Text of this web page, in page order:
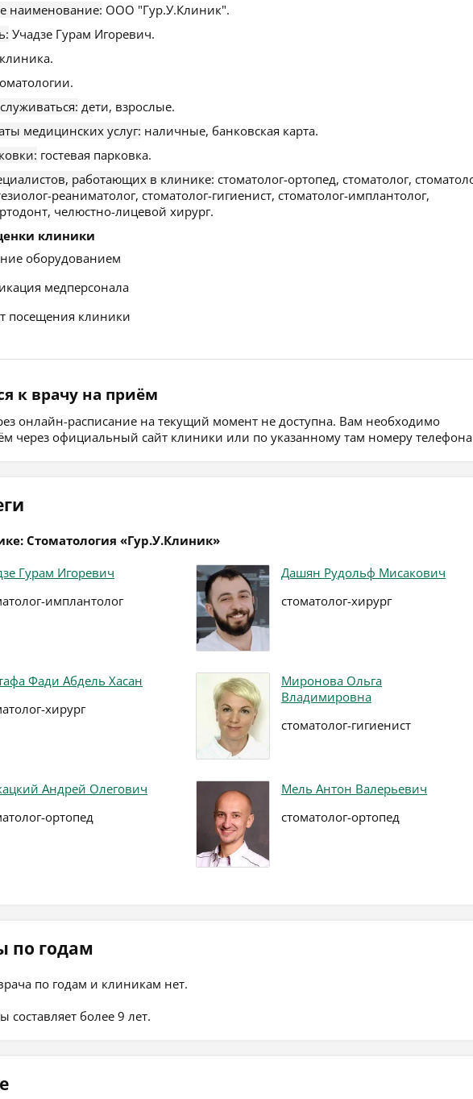
наименование: ООО "Гур.У.Клиник".
Учадзе Гурам Игоревич.
дети, взрослые.
медицинских услуг: наличные, банковская карта.
гостевая парковка.
работающих в клинике: стоматолог-ортопед, стоматолог,
реаниматолог, стоматолог-гигиенист, стоматолог-имплантолог,
челюстно-лицевой хирург.
клиники
оборудованием
медперсонала
посещения клиники
к врачу на приём
онлайн-расписание на текущий момент не доступна. Вам необходимо
через официальный сайт клиники или по указанному там номеру
Стоматология «Гур.У.Клиник»
Гурам Игоревич
имплантолог
Дашян Рудольф Мисакович
стоматолог-хирург
Фади Абдель Хасан
хирург
Миронова Ольга
Владимировна
стоматолог-гигиенист
Андрей Олегович
ортопед
Мель Антон Валерьевич
стоматолог-ортопед
по годам
по годам и клиникам нет.
более 9 лет.